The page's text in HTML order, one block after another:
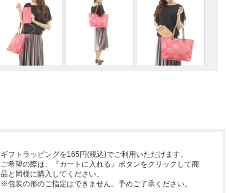
ギフトラッピングを165円(税込)でご利用いただけます。
ご希望の際は、『カートに入れる』ボタンをクリックして商
品と同様に購入してください。
※包装の形のご指定はできません。予めご了承ください。